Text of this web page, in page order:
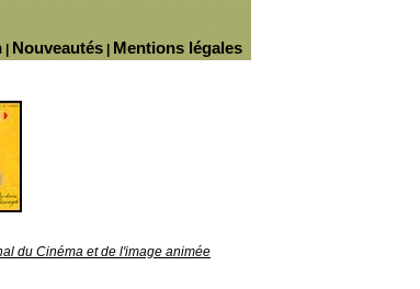
Mentions légales
Nouveautés
du Cinéma et de l'image animée